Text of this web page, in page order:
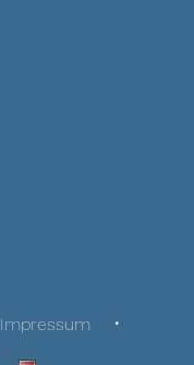
Impressum